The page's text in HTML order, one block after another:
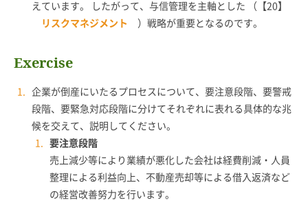
えています。 したがって、与信管理を主軸とした （【20】
リスクマネジメント
）戦略が重要となるのです。
Exercise
企業が倒産にいたるプロセスについて、要注意段階、要警戒
段階、要緊急対応段階に分けてそれぞれに表れる具体的な兆
候を交えて、説明してください。
要注意段階
売上減少等により業績が悪化した会社は経費削減・人員
整理による利益向上、不動産売却等による借入返済など
の経営改善努力を行います。